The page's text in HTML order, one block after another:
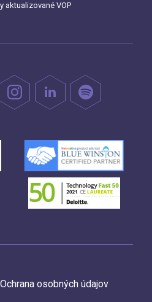
aktualizované VOP
Ochrana osobných údajov